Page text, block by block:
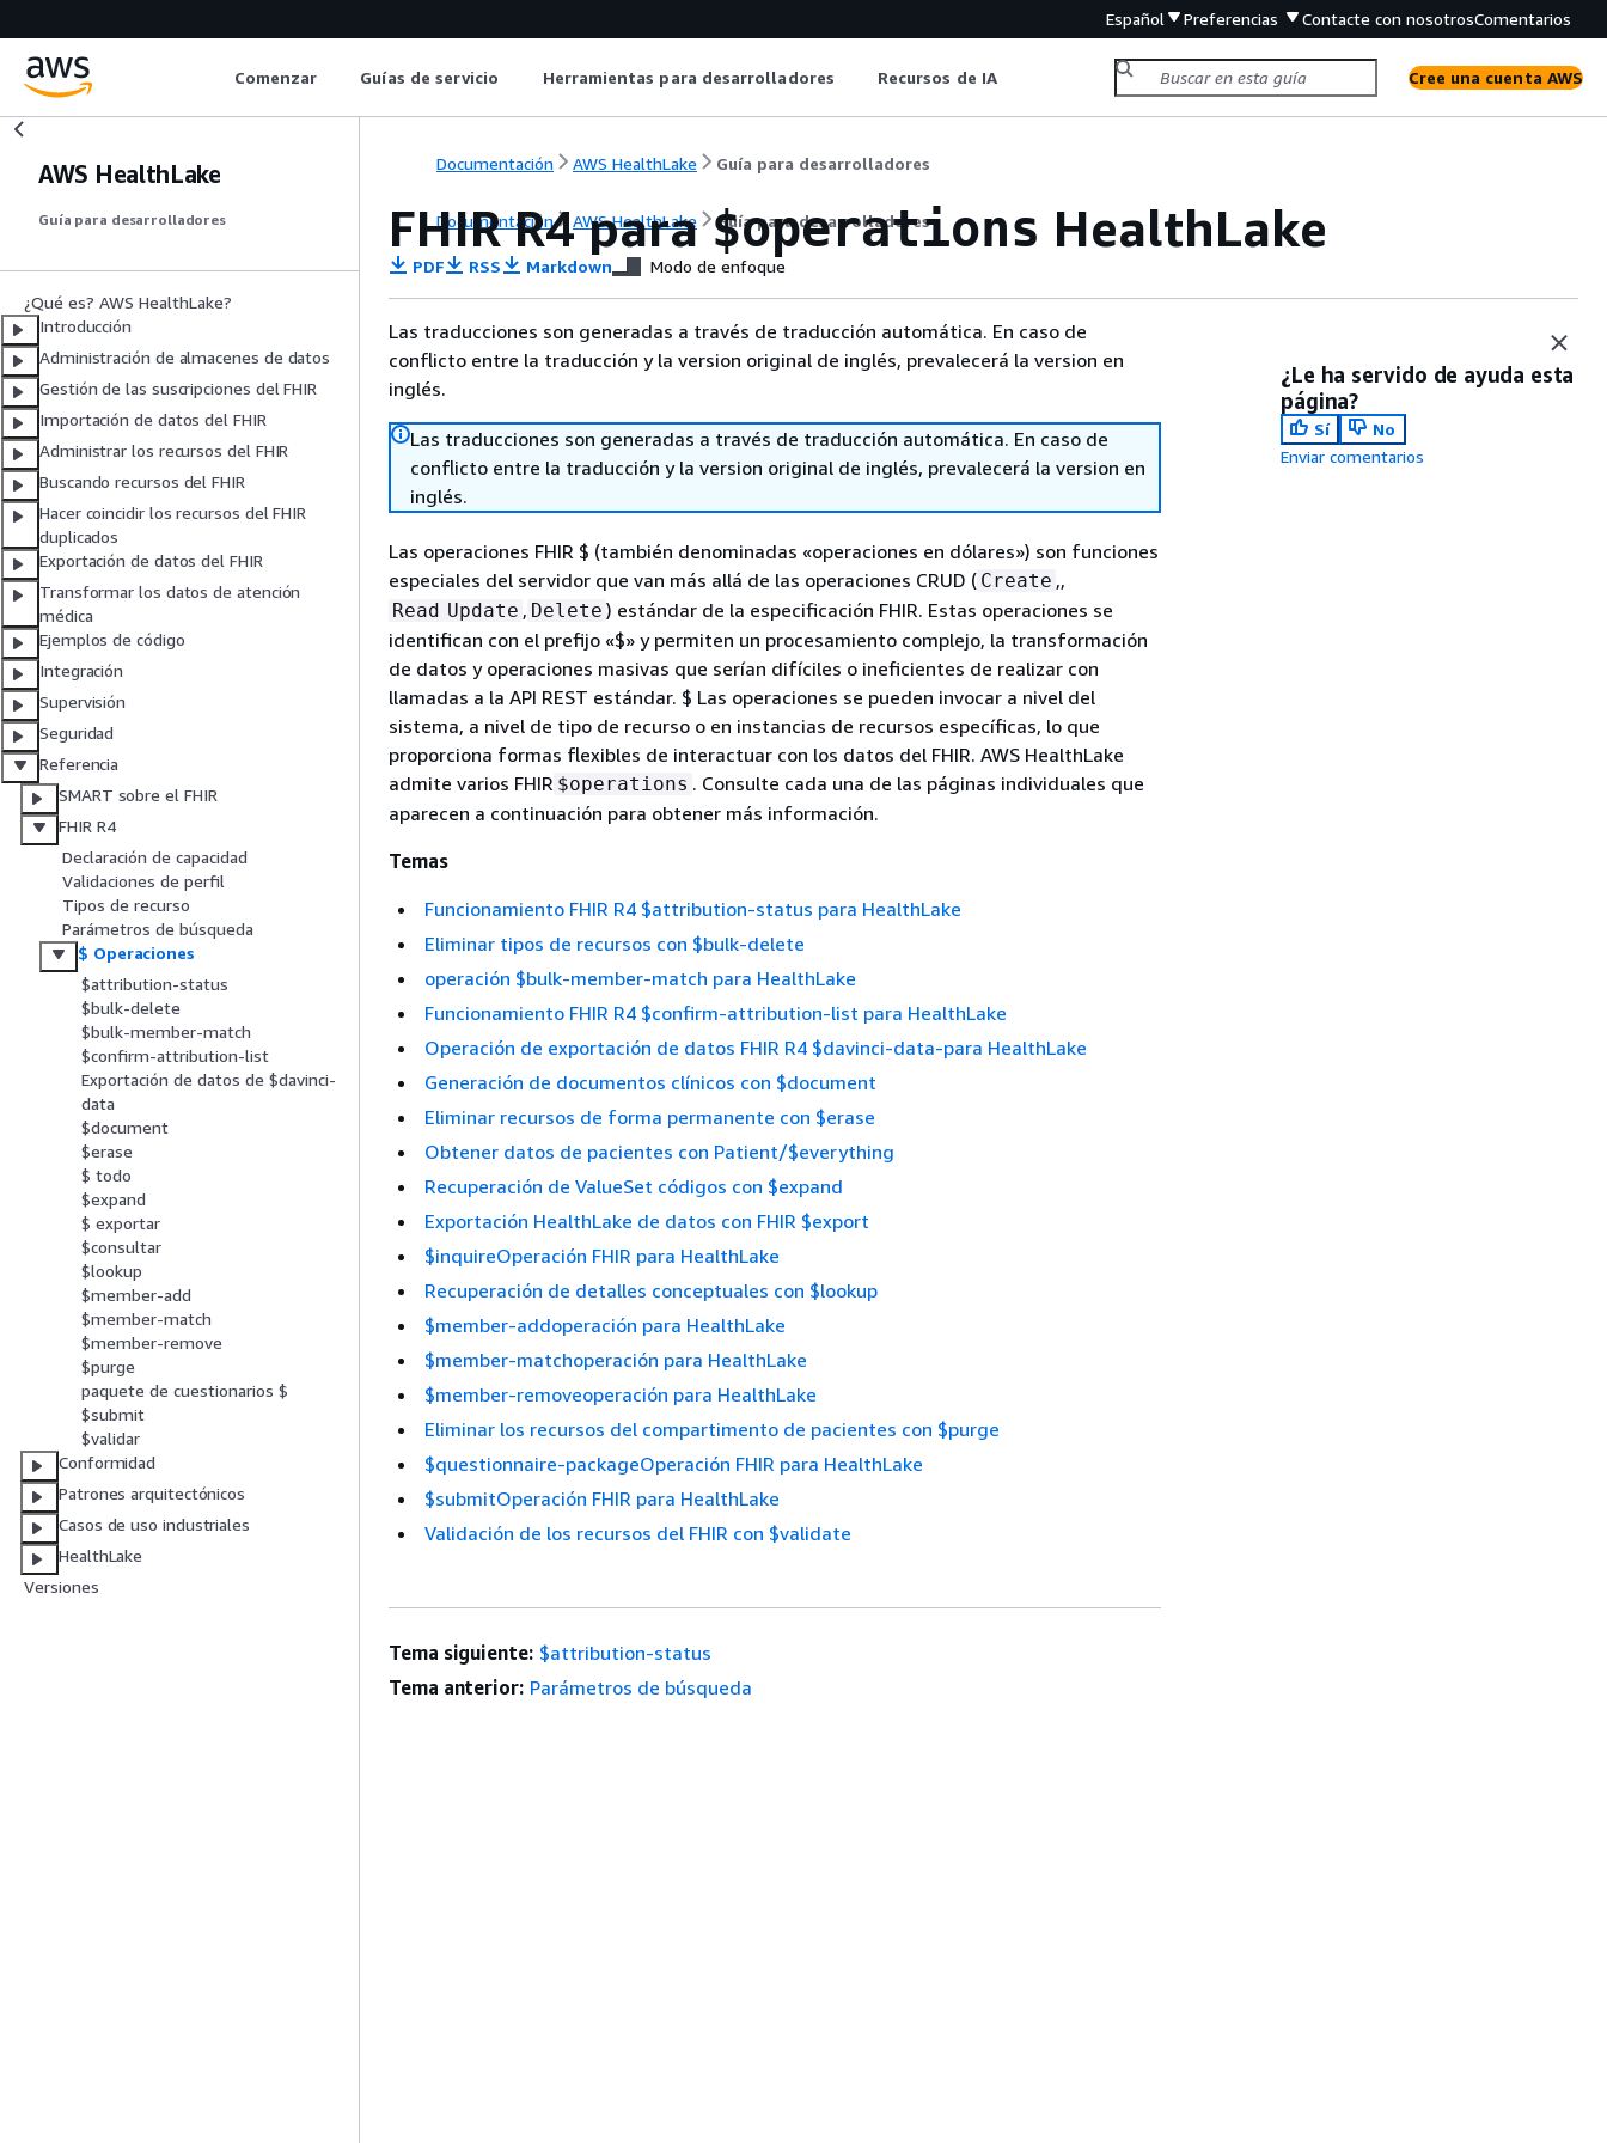
Español Preferencias Contacte con nosotrosComentarios
Comenzar Guías de servicio Herramientas para desarrolladores Recursos de IA Cree una cuenta AWS
AWS HealthLake
Guía para desarrolladores
¿Qué es? AWS HealthLake?
Introducción
Administración de almacenes de datos
Gestión de las suscripciones del FHIR
Importación de datos del FHIR
Administrar los recursos del FHIR
Buscando recursos del FHIR
Hacer coincidir los recursos del FHIR
duplicados
Exportación de datos del FHIR
Transformar los datos de atención
médica
Ejemplos de código
Integración
Supervisión
Seguridad
Referencia
SMART sobre el FHIR
FHIR R4
Declaración de capacidad
Validaciones de perfil
Tipos de recurso
Parámetros de búsqueda
$ Operaciones
$attribution-status
$bulk-delete
$bulk-member-match
$confirm-attribution-list
Exportación de datos de $davinci-
data
$document
$erase
$ todo
$expand
$ exportar
$consultar
$lookup
$member-add
$member-match
$member-remove
$purge
paquete de cuestionarios $
$submit
$validar
Conformidad
Patrones arquitectónicos
Casos de uso industriales
HealthLake
Versiones
Documentación AWS HealthLake Guía para desarrolladores
Documentación AWS HealthLake Guía para desarrolladores
FHIR R4 para$operations HealthLake
PDF RSS Markdown Modo de enfoque
Las traducciones son generadas a través de traducción automática. En caso de
conflicto entre la traducción y la version original de inglés, prevalecerá la version en
inglés.
Las traducciones son generadas a través de traducción automática. En caso de
conflicto entre la traducción y la version original de inglés, prevalecerá la version en
inglés.
Las operaciones FHIR $ (también denominadas «operaciones en dólares») son funciones
especiales del servidor que van más allá de las operaciones CRUD ( Create ,,
Read Update , Delete ) estándar de la especificación FHIR. Estas operaciones se
identifican con el prefijo «$» y permiten un procesamiento complejo, la transformación
de datos y operaciones masivas que serían difíciles o ineficientes de realizar con
llamadas a la API REST estándar. $ Las operaciones se pueden invocar a nivel del
sistema, a nivel de tipo de recurso o en instancias de recursos específicas, lo que
proporciona formas flexibles de interactuar con los datos del FHIR. AWS HealthLake
admite varios FHIR $operations . Consulte cada una de las páginas individuales que
aparecen a continuación para obtener más información.
Temas
Funcionamiento FHIR R4 $attribution-status para HealthLake
Eliminar tipos de recursos con $bulk-delete
operación $bulk-member-match para HealthLake
Funcionamiento FHIR R4 $confirm-attribution-list para HealthLake
Operación de exportación de datos FHIR R4 $davinci-data-para HealthLake
Generación de documentos clínicos con $document
Eliminar recursos de forma permanente con $erase
Obtener datos de pacientes con Patient/$everything
Recuperación de ValueSet códigos con $expand
Exportación HealthLake de datos con FHIR $export
$inquireOperación FHIR para HealthLake
Recuperación de detalles conceptuales con $lookup
$member-addoperación para HealthLake
$member-matchoperación para HealthLake
$member-removeoperación para HealthLake
Eliminar los recursos del compartimento de pacientes con $purge
$questionnaire-packageOperación FHIR para HealthLake
$submitOperación FHIR para HealthLake
Validación de los recursos del FHIR con $validate
¿Le ha servido de ayuda esta
página?
Sí
No
Enviar comentarios
Tema siguiente: $attribution-status
Tema anterior: Parámetros de búsqueda